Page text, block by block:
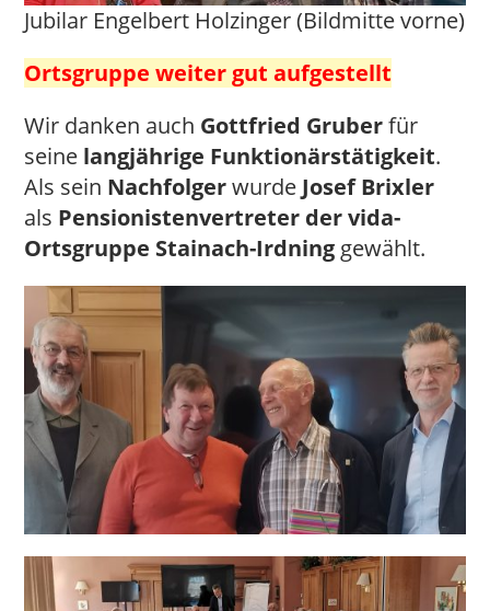
Jubilar Engelbert Holzinger (Bildmitte vorne)
Ortsgruppe weiter gut aufgestellt
Wir danken auch Gottfried Gruberfür
seine langjährige Funktionärstätigkeit.
Als sein Nachfolgerwurde Josef Brixler
als Pensionistenvertreter der vida-
Ortsgruppe Stainach-Irdning gewählt.